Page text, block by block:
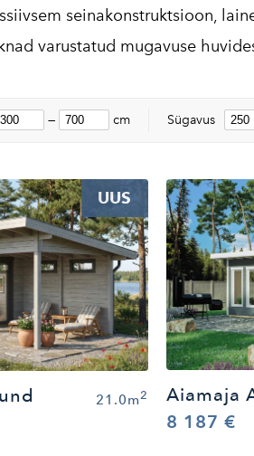
seinakonstruktsioon,
varustatud mugavuse
— cm Sügavus
UUS
21.0m2
Aiamaja
8 187 €